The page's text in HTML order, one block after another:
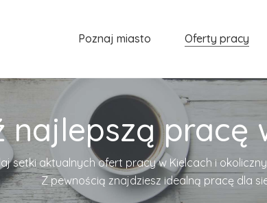
Poznaj miasto Oferty pracy
najlepszą pracę
setki aktualnych ofert pracy w Kielcach i
Z pewnością znajdziesz idealną pracę dla